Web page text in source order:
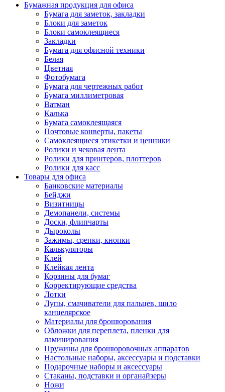
Бумажная продукция для офиса
Бумага для заметок, закладки
Блоки для заметок
Блоки самоклеящиеся
Закладки
Бумага для офисной техники
Белая
Цветная
Фотобумага
Бумага для чертежных работ
Бумага миллиметровая
Ватман
Калька
Бумага самоклеящаяся
Почтовые конверты, пакеты
Самоклеящиеся этикетки и ценники
Ролики и чековая лента
Ролики для принтеров, плоттеров
Ролики для касс
Товары для офиса
Банковские материалы
Бейджи
Визитницы
Демопанели, системы
Доски, флипчарты
Дыроколы
Зажимы, срепки, кнопки
Калькуляторы
Клей
Клейкая лента
Корзины для бумаг
Корректирующие средства
Лотки
Лупы, смачиватели для пальцев, шило
канцелярское
Материалы для брошюрования
Обложки для переплета, пленки для
ламинирования
Пружины для брошюровочных аппаратов
Настольные наборы, аксессуары и подставки
Подарочные наборы и аксессуары
Стаканы, подставки и органайзеры
Ножи